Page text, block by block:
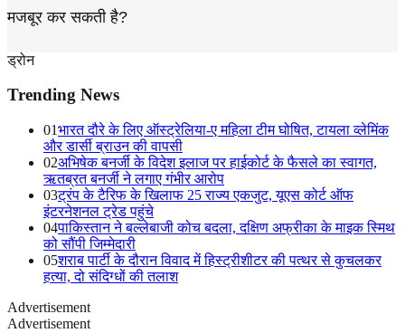
मजबूर कर सकती है?
ड्रोन
Trending News
01भारत दौरे के लिए ऑस्ट्रेलिया-ए महिला टीम घोषित, टायला व्लेमिंक
और डार्सी ब्राउन की वापसी
02अभिषेक बनर्जी के विदेश इलाज पर हाईकोर्ट के फैसले का स्वागत,
ऋतब्रत बनर्जी ने लगाए गंभीर आरोप
03ट्रंप के टैरिफ के खिलाफ 25 राज्य एकजुट, यूएस कोर्ट ऑफ
इंटरनेशनल ट्रेड पहुंचे
04पाकिस्तान ने बल्लेबाजी कोच बदला, दक्षिण अफ्रीका के माइक स्मिथ
को सौंपी जिम्मेदारी
05शराब पार्टी के दौरान विवाद में हिस्ट्रीशीटर की पत्थर से कुचलकर
हत्या, दो संदिग्धों की तलाश
Advertisement
Advertisement